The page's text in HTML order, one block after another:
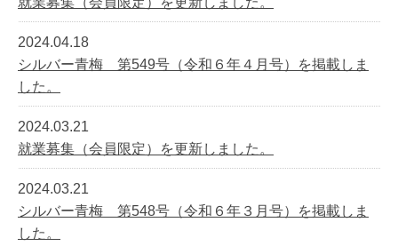
2024.04.18
シルバー青梅 第549号（令和６年４月号）を掲載しま
した。
2024.03.21
就業募集（会員限定）を更新しました。
2024.03.21
シルバー青梅 第548号（令和６年３月号）を掲載しま
した。